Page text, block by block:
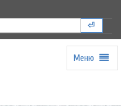
⏎
Меню